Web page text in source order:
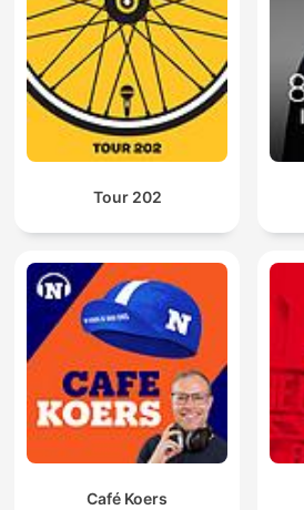
Tour 202
Café Koers